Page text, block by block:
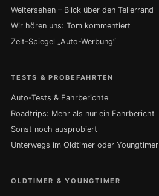
Weitersehen – Blick über den Tellerrand
Wir hören uns: Tom kommentiert
Zeit-Spiegel „Auto-Werbung“
TESTS & PROBEFAHRTEN
Auto-Tests & Fahrberichte
Roadtrips: Mehr als nur ein Fahrbericht
Sonst noch ausprobiert
Unterwegs im Oldtimer oder Youngtimer
OLDTIMER & YOUNGTIMER